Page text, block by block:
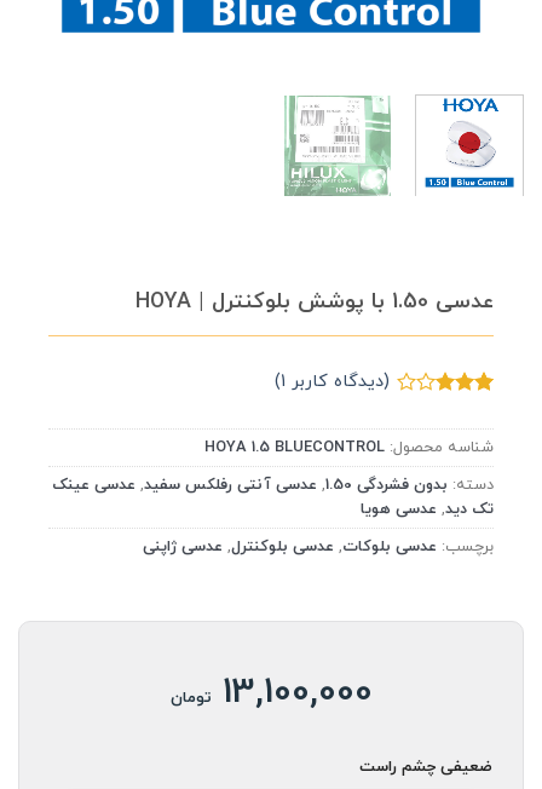
عدسی 1.50 با پوشش بلوکنترل | HOYA
3.00
از 5
امتیاز
مشتری
(دیدگاه کاربر 1
)
شناسه محصول: HOYA 1.5 BLUECONTROL
دسته: بدون فشردگی 1.50 , عدسی آنتی رفلکس سفید, عدسی عینک
تک دید, عدسی هویا
برچسب: عدسی بلوکات, عدسی بلوکنترل, عدسی ژاپنی
13,100,000 تومان
ضعیفی چشم راست